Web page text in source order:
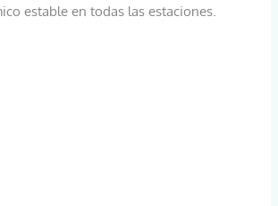
estable en todas las estaciones.